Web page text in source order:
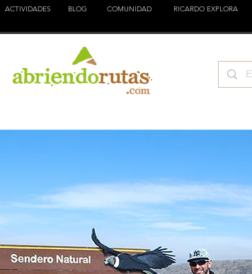
ACTIVIDADES BLOG COMUNIDAD RICARDO EXPLORA